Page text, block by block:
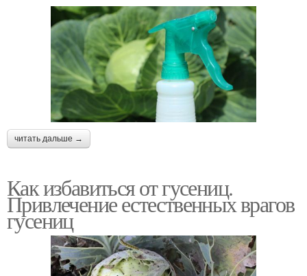
читать дальше →
Как избавиться от гусениц.
Привлечение естественных врагов
гусениц